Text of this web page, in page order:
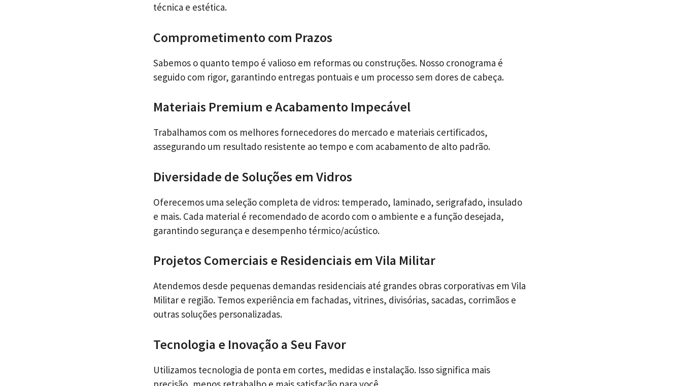
técnica e estética.
Comprometimento com Prazos
Sabemos o quanto tempo é valioso em reformas ou construções. Nosso cronograma é
seguido com rigor, garantindo entregas pontuais e um processo sem dores de cabeça.
Materiais Premium e Acabamento Impecável
Trabalhamos com os melhores fornecedores do mercado e materiais certificados,
assegurando um resultado resistente ao tempo e com acabamento de alto padrão.
Diversidade de Soluções em Vidros
Oferecemos uma seleção completa de vidros: temperado, laminado, serigrafado, insulado
e mais. Cada material é recomendado de acordo com o ambiente e a função desejada,
garantindo segurança e desempenho térmico/acústico.
Projetos Comerciais e Residenciais em Vila Militar
Atendemos desde pequenas demandas residenciais até grandes obras corporativas em Vila
Militar e região. Temos experiência em fachadas, vitrines, divisórias, sacadas, corrimãos e
outras soluções personalizadas.
Tecnologia e Inovação a Seu Favor
Utilizamos tecnologia de ponta em cortes, medidas e instalação. Isso significa mais